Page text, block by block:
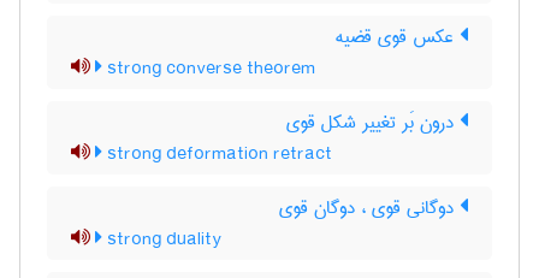
عکس قوی قضیه
strong converse theorem
درون بَر تغییر شکل قوی
strong deformation retract
دوگانی قوی ، دوگان قوی
strong duality